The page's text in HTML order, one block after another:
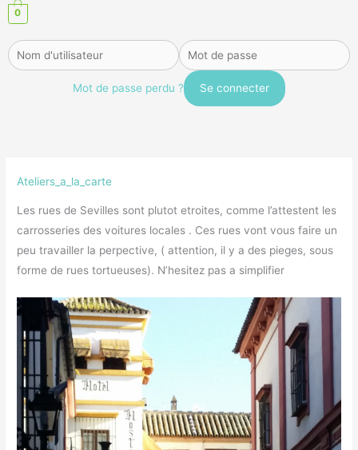
0
Mot de passe perdu ?
Ateliers_a_la_carte
Les rues de Sevilles sont plutot etroites, comme l’attestent les
carrosseries des voitures locales . Ces rues vont vous faire un
peu travailler la perpective, ( attention, il y a des pieges, sous
forme de rues tortueuses). N’hesitez pas a simplifier